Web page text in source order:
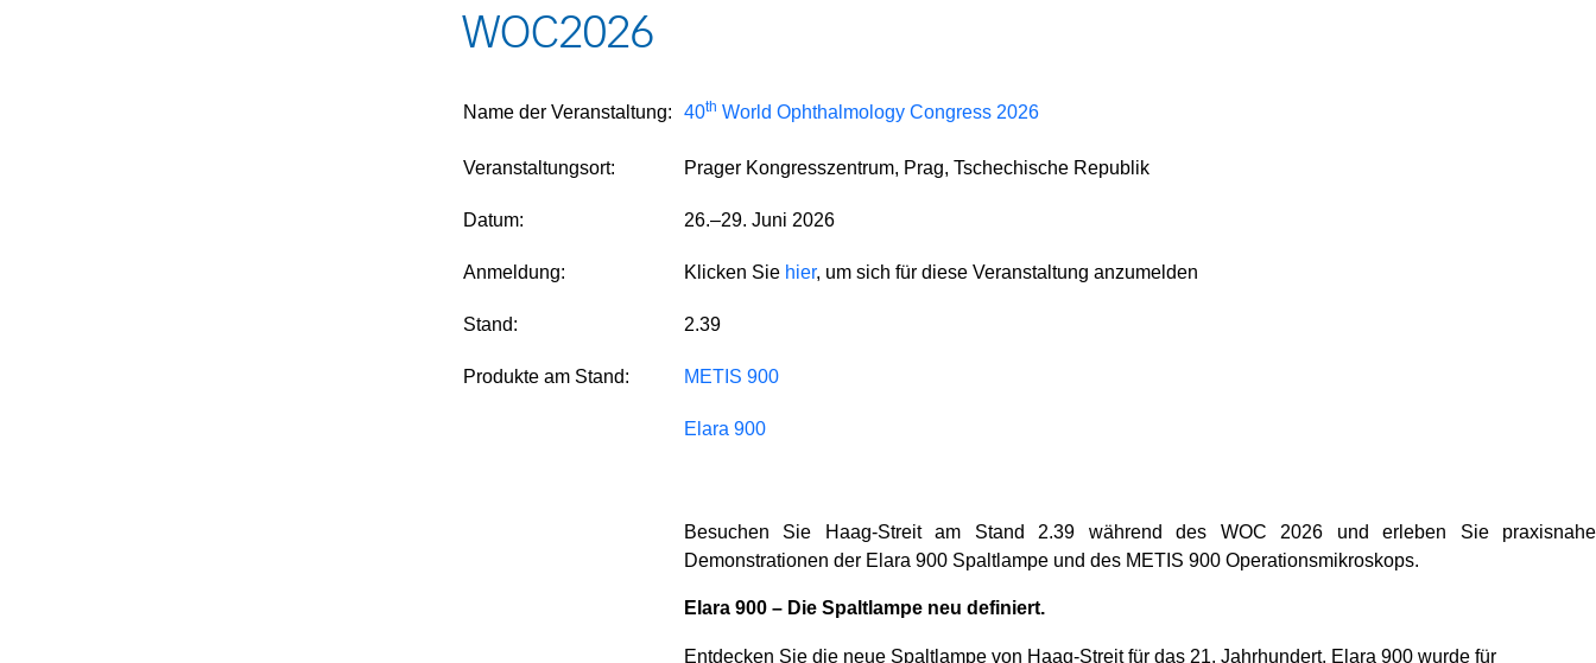
WOC2026
Name der Veranstaltung: 40th World Ophthalmology Congress 2026
Veranstaltungsort: Prager Kongresszentrum, Prag, Tschechische Republik
Datum: 26.–29. Juni 2026
Anmeldung: Klicken Sie hier, um sich für diese Veranstaltung anzumelden
Stand: 2.39
Produkte am Stand: METIS 900
Elara 900
Besuchen Sie Haag-Streit am Stand 2.39 während des WOC 2026 und erleben Sie praxisnahe
Demonstrationen der Elara 900 Spaltlampe und des METIS 900 Operationsmikroskops.
Elara 900 – Die Spaltlampe neu definiert.
Entdecken Sie die neue Spaltlampe von Haag-Streit für das 21. Jahrhundert. Elara 900 wurde für